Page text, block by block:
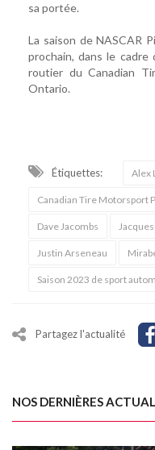
sa portée.
La saison de NASCAR
prochain, dans le
routier du Canadian
Ontario.
Étiquettes: Alex
Canadian Tire Motorsport
Dave Jacombs
Justin Arseneau
Saison 2023 de sport
Partagez l'actualité
NOS DERNIÈRES